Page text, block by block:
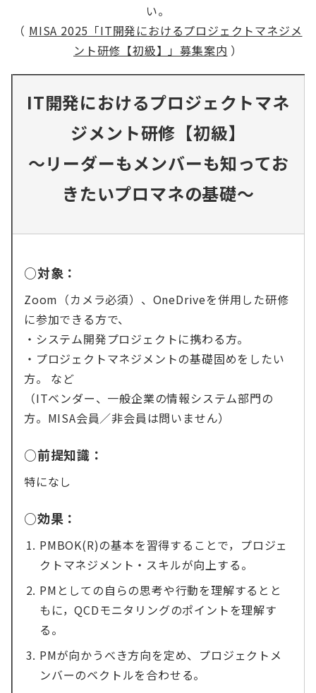
い。
（ MISA 2025「IT開発におけるプロジェクトマネジメ
ント研修【初級】」募集案内 ）
IT開発におけるプロジェクトマネ
ジメント研修【初級】
～リーダーもメンバーも知ってお
きたいプロマネの基礎～
○対象：
Zoom（カメラ必須）、OneDriveを併用した研修
に参加できる方で、
・システム開発プロジェクトに携わる方。
・プロジェクトマネジメントの基礎固めをしたい
方。 など
（ITベンダー、一般企業の情報システム部門の
方。MISA会員／非会員は問いません）
○前提知識：
特になし
○効果：
PMBOK(R)の基本を習得することで，プロジェ
クトマネジメント・スキルが向上する。
PMとしての自らの思考や行動を理解するとと
もに，QCDモニタリングのポイントを理解す
る。
PMが向かうべき方向を定め、プロジェクトメ
ンバーのベクトルを合わせる。